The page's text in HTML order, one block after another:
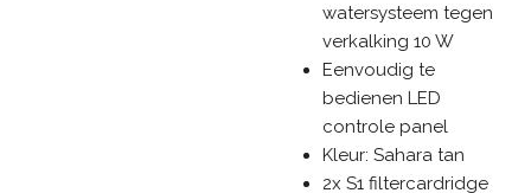
watersysteem tegen
verkalking 10 W
Eenvoudig te
bedienen LED
controle panel
Kleur: Sahara tan
2x S1 filtercardridge